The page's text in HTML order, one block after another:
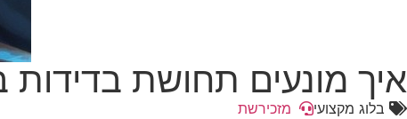
איך מונעים תחושת
בלוג מקצועי
מזכירשת